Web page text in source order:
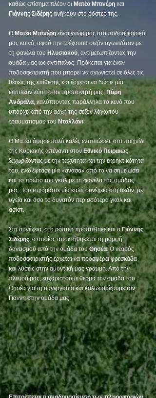
καθώς επίσημα πλέον οι Ματέο Μπινέρη και
Γιάννης Σιδέρης ανήκουν στο ρόστερ της.
Ο Ματέο Μπινέρη είναι γνώριμος στο ποδοσφαιρικό
μας κοινό, αφού την τρέχουσα σεζόν αγωνιζόταν με
τη φανέλα του Ηλυσιακού, αντιμετωπίζοντας την
ομάδα μας ως αντίπαλος. Πρόκειται για έναν
ποδοσφαιριστή που μπορεί να αγωνιστεί σε όλες τις
θέσεις της επίθεσης και έρχεται να δώσει μία
επιπλέον λύση στον προπονητή μας, Πάρη
Ανδράλα, καλύπτοντας παράλληλα το κενό που
υπάρχει από την αρχή της σεζόν λόγω του
τραυματισμού του Ντολλάνι.
Ο Ματέο άφησε πολύ καλές εντυπώσεις στο παιχνίδι
της Κυριακής απέναντι στον Εθνικό Πειραιώς,
ξεχωρίζοντας με την ταχύτητα και την εκρηκτικότητά
του, ενώ έφτασε μία «ανάσα» από το να σημειώσει
και το πρώτο του γκολ με τη φανέλα της ομάδας
μας. Του ευχόμαστε μία καλή συνέχεια στη σεζόν, με
υγεία και όσο το δυνατόν περισσότερα γκολ και
ασίστ.
Στη συνέχεια, στο ρόστερ προστέθηκε και ο Γιάννης
Σιδέρης, ο οποίος αποκτήθηκε με τη μορφή
δανεισμού από την ομάδα του Θησέα. Ο νεαρός
ποδοσφαιριστής έρχεται να προσφέρει φρεσκάδα
και λύσεις στην αμυντική μας γραμμή. Από την
πλευρά μας, ευχαριστούμε θερμά την ομάδα του
Θησέα για τη συνεργασία και καλωσορίζουμε τον
Γιάννη στην ομάδα μας.